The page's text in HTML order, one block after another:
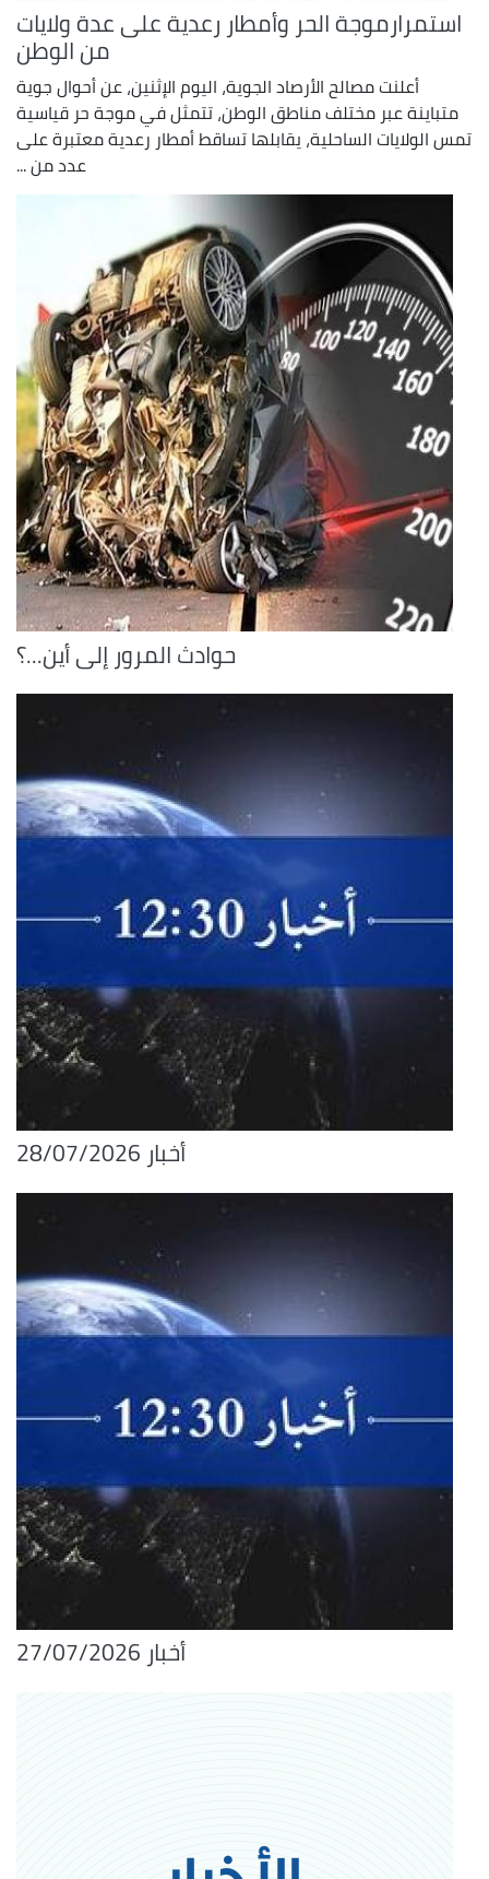
استمرارموجة الحر وأمطار رعدية على عدة ولايات
من الوطن
أعلنت مصالح الأرصاد الجوية، اليوم الإثنين، عن أحوال جوية
متباينة عبر مختلف مناطق الوطن، تتمثل في موجة حر قياسية
تمس الولايات الساحلية، يقابلها تساقط أمطار رعدية معتبرة على
عدد من ...
حوادث المرور إلى أين...؟
أخبار 28/07/2026
أخبار 27/07/2026